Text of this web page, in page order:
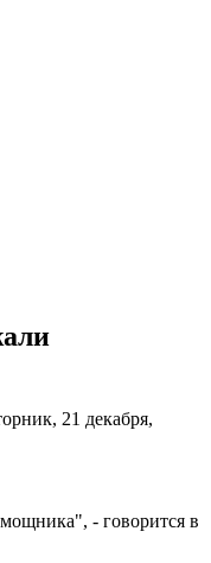
21 декабря,
- говорится в